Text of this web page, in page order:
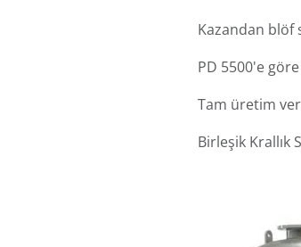
Kazandan blöf
PD 5500'e
Tam üretim
Birleşik Krallık